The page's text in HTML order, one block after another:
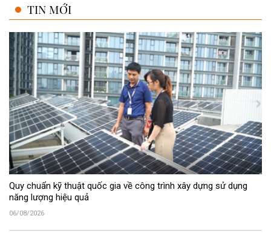
TIN MỚI
Quy chuẩn kỹ thuật quốc gia về công trình xây dựng sử dụng
năng lượng hiệu quả
06/08/2026